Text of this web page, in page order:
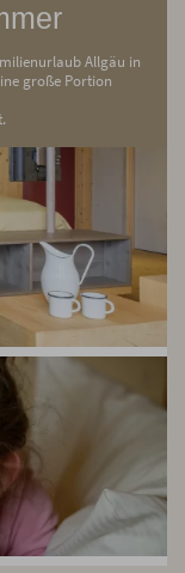
Allgäu in
große Portion